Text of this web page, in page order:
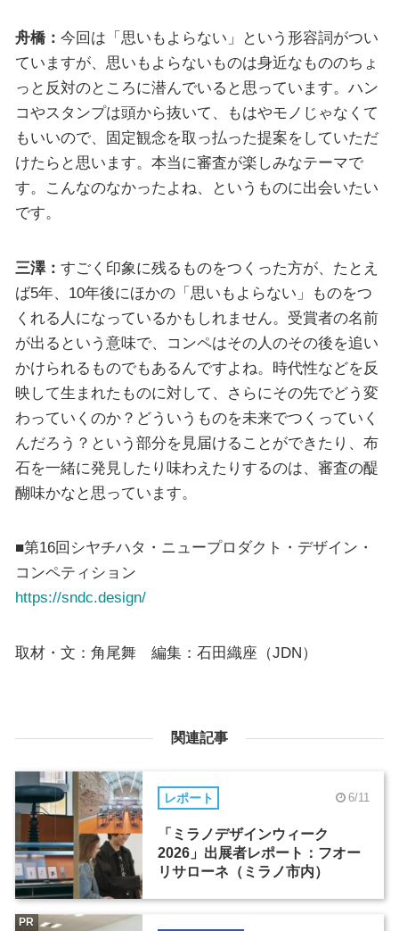
舟橋： 今回は「思いもよらない」という形容詞がつい
ていますが、思いもよらないものは身近なもののちょ
っと反対のところに潜んでいると思っています。ハン
コやスタンプは頭から抜いて、もはやモノじゃなくて
もいいので、固定観念を取っ払った提案をしていただ
けたらと思います。本当に審査が楽しみなテーマで
す。こんなのなかったよね、というものに出会いたい
です。
三澤： すごく印象に残るものをつくった方が、たとえ
ば5年、10年後にほかの「思いもよらない」ものをつ
くれる人になっているかもしれません。受賞者の名前
が出るという意味で、コンペはその人のその後を追い
かけられるものでもあるんですよね。時代性などを反
映して生まれたものに対して、さらにその先でどう変
わっていくのか？どういうものを未来でつくっていく
んだろう？という部分を見届けることができたり、布
石を一緒に発見したり味わえたりするのは、審査の醍
醐味かなと思っています。
■第16回シヤチハタ・ニュープロダクト・デザイン・
コンペティション
https://sndc.design/
取材・文：角尾舞 編集：石田織座（JDN）
関連記事
レポート 6/11
「ミラノデザインウィーク
2026」出展者レポート：フオー
リサローネ（ミラノ市内）
PR